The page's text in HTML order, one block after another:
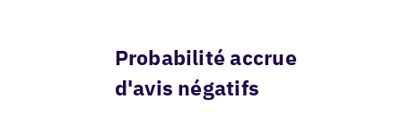
Probabilité accrue
d'avis négatifs